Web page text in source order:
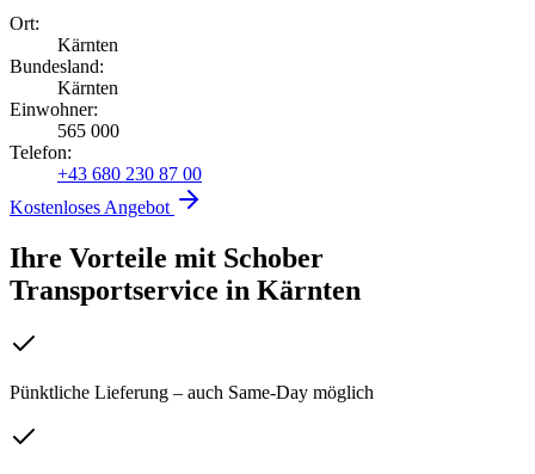
Ort:
Kärnten
Bundesland:
Kärnten
Einwohner:
565 000
Telefon:
+43 680 230 87 00
Kostenloses Angebot
Ihre Vorteile mit Schober
Transportservice in Kärnten
Pünktliche Lieferung – auch Same-Day möglich